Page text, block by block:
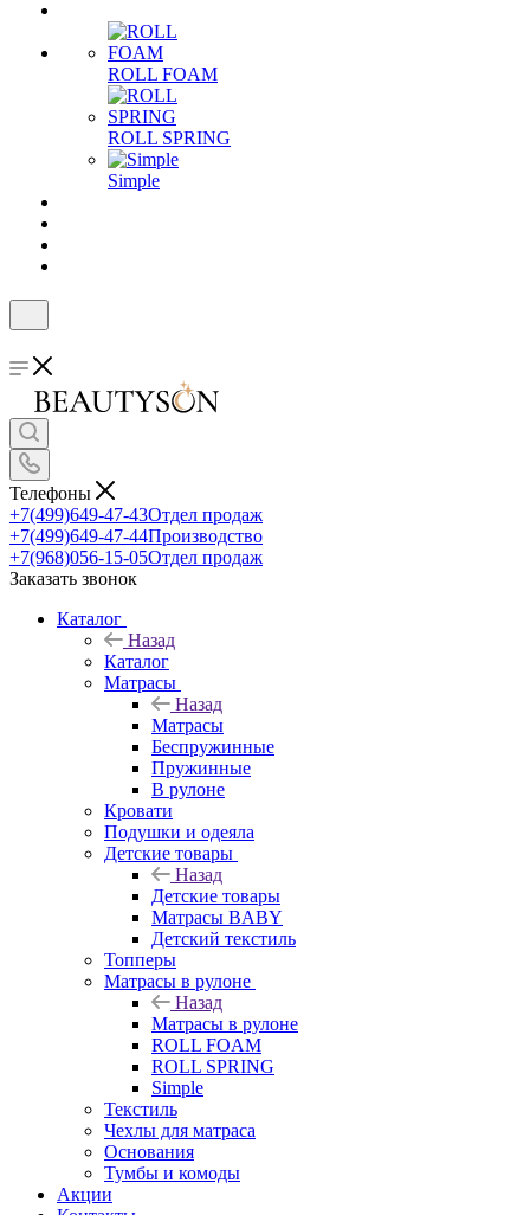
ROLL FOAM
ROLL SPRING
Simple
Телефоны
+7(499)649-47-43Отдел продаж
+7(499)649-47-44Производство
+7(968)056-15-05Отдел продаж
Заказать звонок
Каталог
Назад
Каталог
Матрасы
Назад
Матрасы
Беспружинные
Пружинные
В рулоне
Кровати
Подушки и одеяла
Детские товары
Назад
Детские товары
Матрасы BABY
Детский текстиль
Топперы
Матрасы в рулоне
Назад
Матрасы в рулоне
ROLL FOAM
ROLL SPRING
Simple
Текстиль
Чехлы для матраса
Основания
Тумбы и комоды
Акции